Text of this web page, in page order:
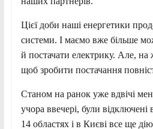
Цієї доби наші енергетики
системи. І маємо вже більше
й постачати електрику. Але, на
щоб зробити постачання
Станом на ранок уже вдвічі
учора ввечері, були відключені
14 областях і в Києві все ще